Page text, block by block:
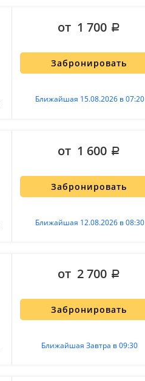
Забронировать
Ближайшая 15.08.2026 в 07:20
от 1 700
Забронировать
Ближайшая 12.08.2026 в 08:30
от 1 600
Забронировать
Ближайшая Завтра в 09:30
от 2 700